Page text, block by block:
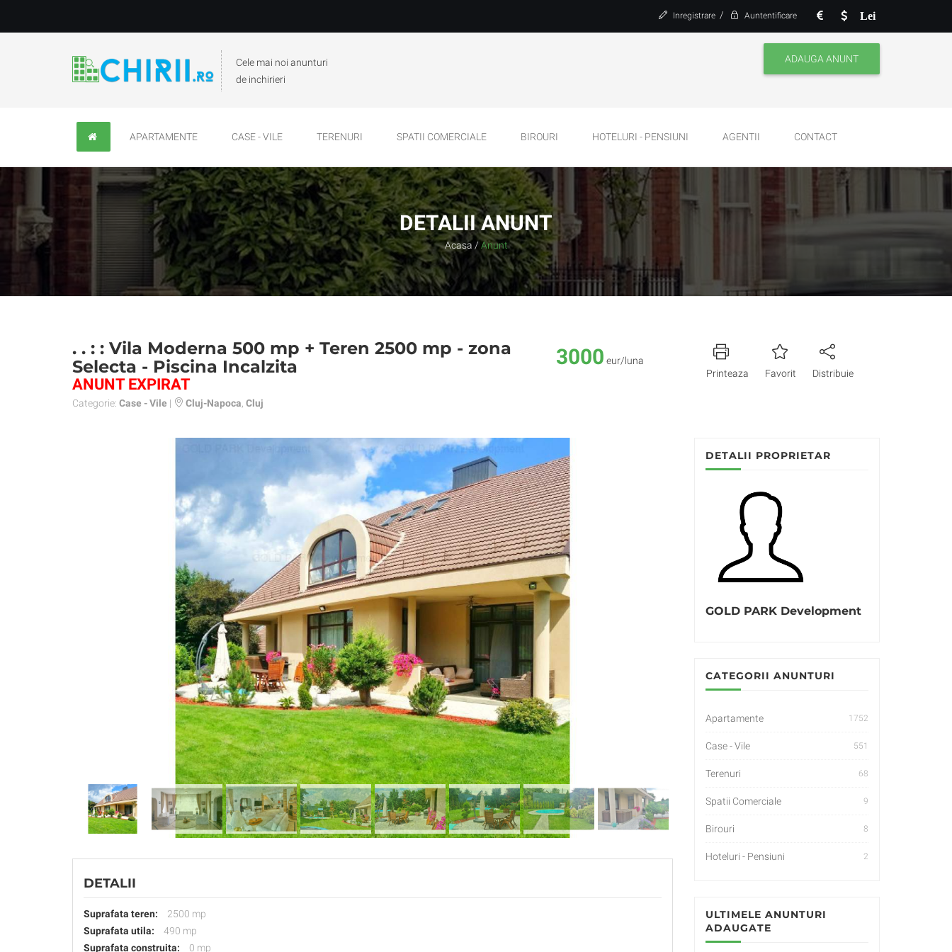
Lei
Inregistrare / Auntentificare
Cele mai noi anunturi
de inchirieri
ADAUGA ANUNT
APARTAMENTE CASE - VILE TERENURI SPATII COMERCIALE BIROURI HOTELURI - PENSIUNI AGENTII CONTACT
DETALII ANUNT
Acasa / Anunt
. . : : Vila Moderna 500 mp + Teren 2500 mp - zona
Selecta - Piscina Incalzita
ANUNT EXPIRAT
Categorie: Case - Vile | Cluj-Napoca Cluj
3000 eur/luna
Printeaza
Favorit Distribuie
DETALII
Suprafata teren:
2500 mp
Suprafata utila:
490 mp
Suprafata construita:
0 mp
DETALII PROPRIETAR
GOLD PARK Development
CATEGORII ANUNTURI
Apartamente 1752
Case - Vile 551
Terenuri 68
Spatii Comerciale 9
Birouri 8
Hoteluri - Pensiuni 2
ULTIMELE ANUNTURI
ADAUGATE